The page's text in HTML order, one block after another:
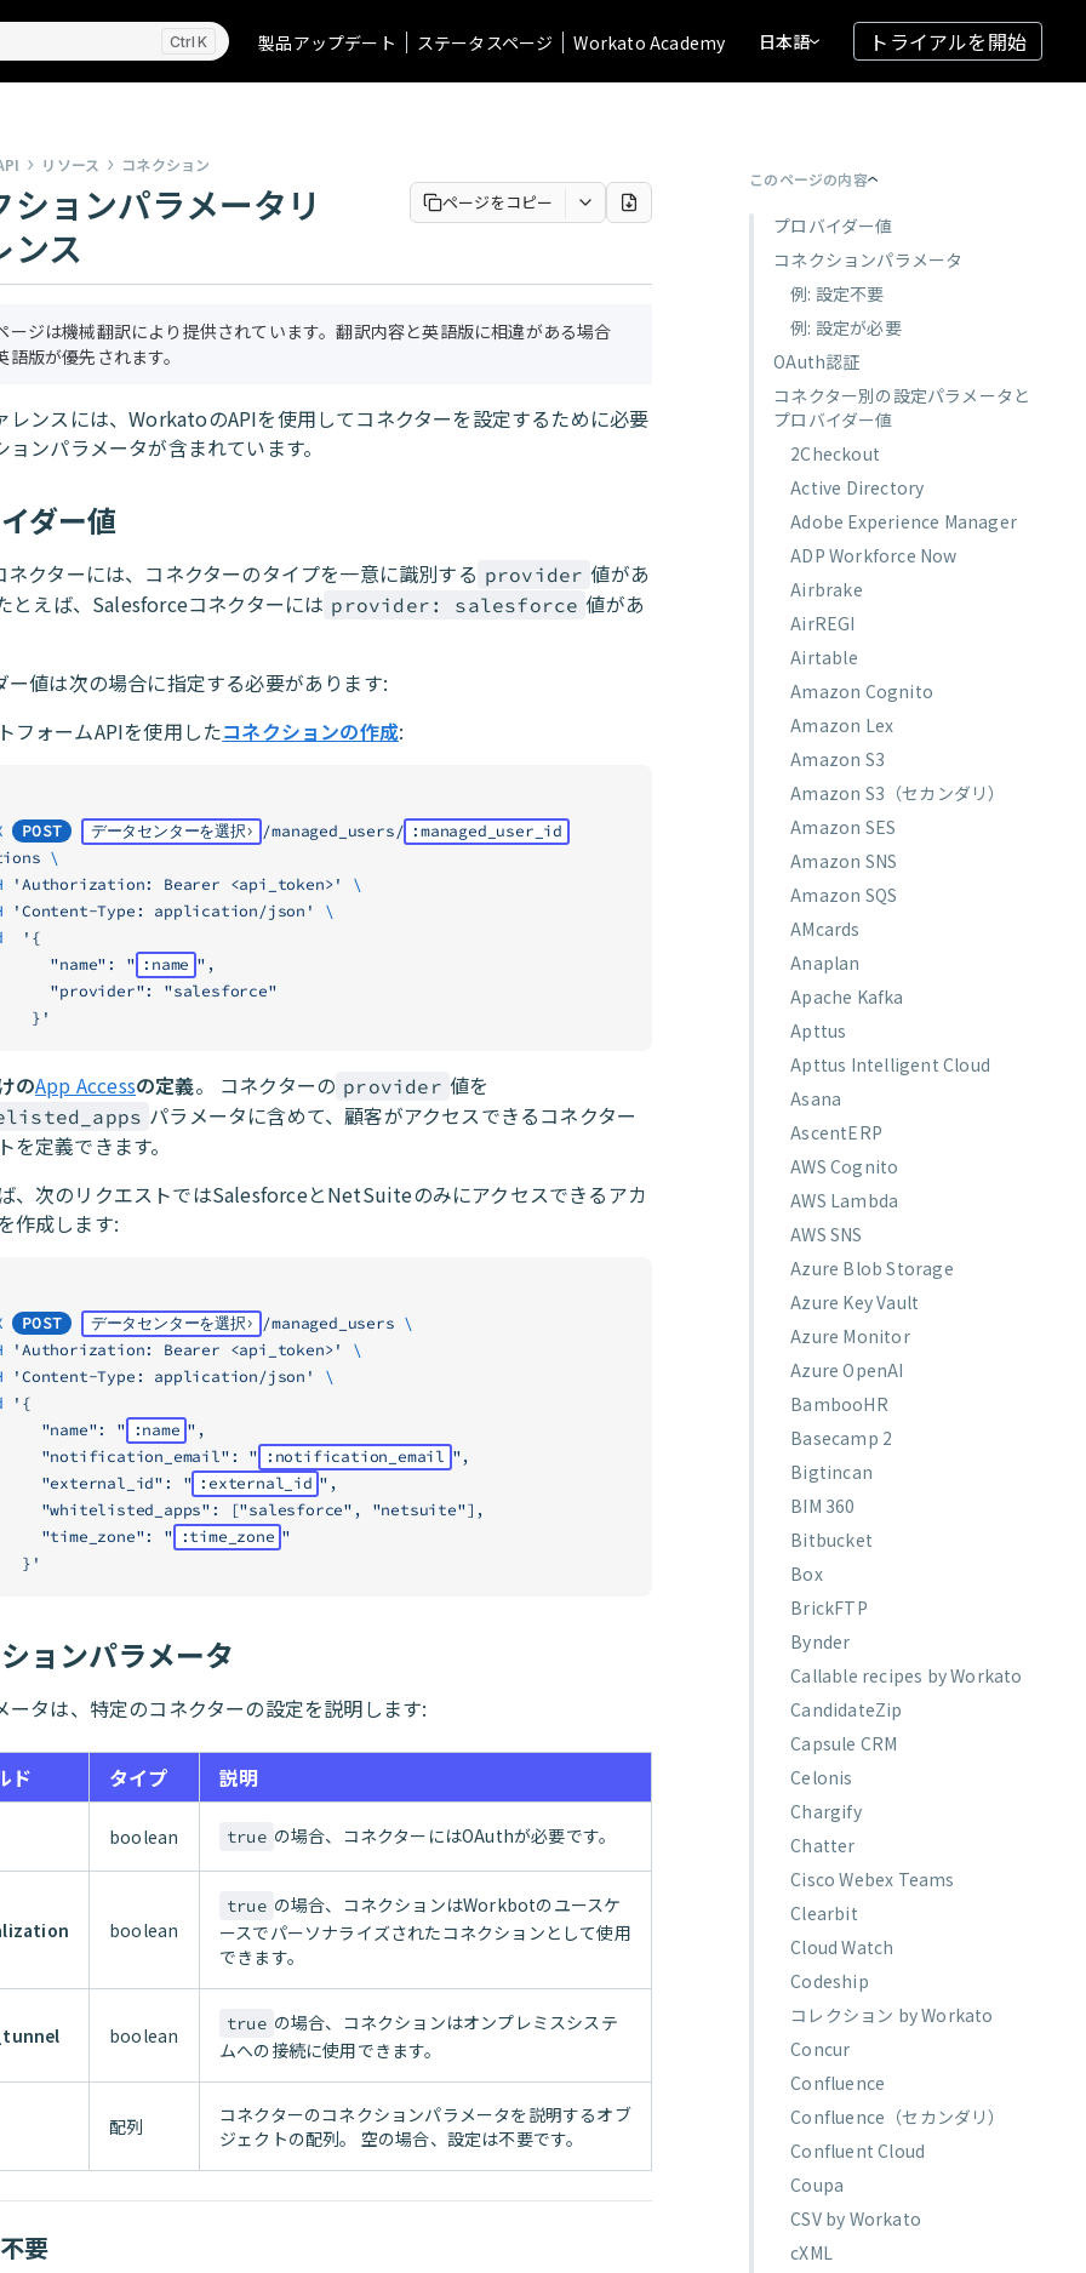
K 製品アップデート ステータスページ Workato Academy 日本語 トライアルを開始
リソース コネクション
ションパラメータリ
ンス
ージは機械翻訳により提供されています。翻訳内容と英語版に相違がある場合
語版が優先されます。
ページをコピー
レンスには、WorkatoのAPIを使用してコネクターを設定するために必要
ョンパラメータが含まれています。
ダー値
ネクターには、コネクターのタイプを一意に識別する provider 値があ
とえば、Salesforceコネクターには provider: salesforce 値があ
ー値は次の場合に指定する必要があります:
フォームAPIを使用したコネクションの作成:
POST データセンターを選択 /managed_users/ :managed_user_id
\
'Authorization: Bearer <api_token>'
\
'Content-Type: application/json'
\
  '{
             "name": "
:name ",
             "provider": "salesforce"
           }'
のApp Accessの定義。 コネクターの provider 値を
パラメータに含めて、顧客がアクセスできるコネクター
を定義できます。
、次のリクエストではSalesforceとNetSuiteのみにアクセスできるアカ
作成します:
POST データセンターを選択 /managed_users \
'Authorization: Bearer <api_token>'
\
'Content-Type: application/json'
\
'{
            "name": "
:name ",
            "notification_email": "
:notification_email ",
            "external_id": "
:external_id ",
            "whitelisted_apps": ["salesforce", "netsuite"],
            "time_zone": "
:time_zone "
          }'
ョンパラメータ
ータは、特定のコネクターの設定を説明します:
ド タイプ 説明
boolean true の場合、コネクターにはOAuthが必要です。
boolean
true の場合、コネクションはWorkbotのユースケ
ースでパーソナライズされたコネクションとして使用
できます。
boolean true の場合、コネクションはオンプレミスシステ
ムへの接続に使用できます。
配列
コネクターのコネクションパラメータを説明するオブ
ジェクトの配列。 空の場合、設定は不要です。
要
このページの内容
プロバイダー値
コネクションパラメータ
例: 設定不要
例: 設定が必要
OAuth認証
コネクター別の設定パラメータと
プロバイダー値
2Checkout
Active Directory
Adobe Experience Manager
ADP Workforce Now
Airbrake
AirREGI
Airtable
Amazon Cognito
Amazon Lex
Amazon S3
Amazon S3（セカンダリ）
Amazon SES
Amazon SNS
Amazon SQS
AMcards
Anaplan
Apache Kafka
Apttus
Apttus Intelligent Cloud
Asana
AscentERP
AWS Cognito
AWS Lambda
AWS SNS
Azure Blob Storage
Azure Key Vault
Azure Monitor
Azure OpenAI
BambooHR
Basecamp 2
Bigtincan
BIM 360
Bitbucket
Box
BrickFTP
Bynder
Callable recipes by Workato
CandidateZip
Capsule CRM
Celonis
Chargify
Chatter
Cisco Webex Teams
Clearbit
Cloud Watch
Codeship
コレクション by Workato
Concur
Confluence
Confluence（セカンダリ）
Confluent Cloud
Coupa
CSV by Workato
cXML